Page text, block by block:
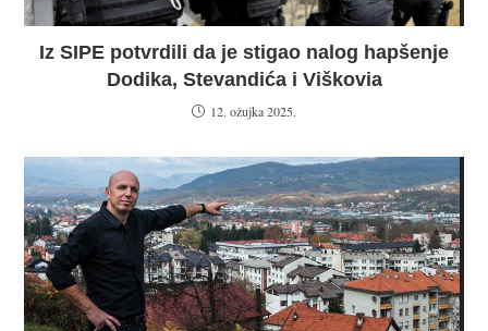
Iz SIPE potvrdili da je stigao nalog hapšenje
Dodika, Stevandića i Viškovia
12. ožujka 2025.